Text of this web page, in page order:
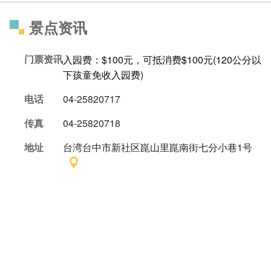
景点资讯
门票资讯入园费：$100元，可抵消费$100元(120公分以
下孩童免收入园费)
电话
04-25820717
传真
04-25820718
地址
台湾台中市新社区崑山里崑南街七分小巷1号